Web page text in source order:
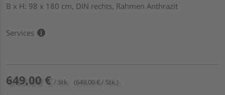
B x H: 98 x 180 cm, DIN rechts, Rahmen Anthrazit
Services
649,00 € / Stk. (649,00 € / Stk.)